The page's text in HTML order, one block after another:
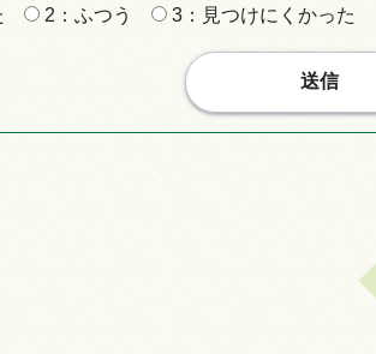
2：ふつう 3：見つけにくかった